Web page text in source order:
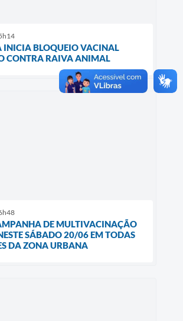
INICIA BLOQUEIO VACINAL
CONTRA RAIVA ANIMAL
DE MULTIVACINAÇÃO
SÁBADO 20/06 EM TODAS
DA ZONA URBANA